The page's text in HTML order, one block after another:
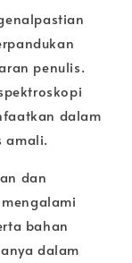
penulis.
dalam
amali.
dan
bahan
dalam